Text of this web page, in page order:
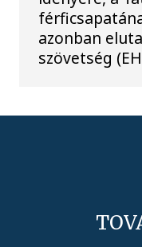
azonban
szövetség